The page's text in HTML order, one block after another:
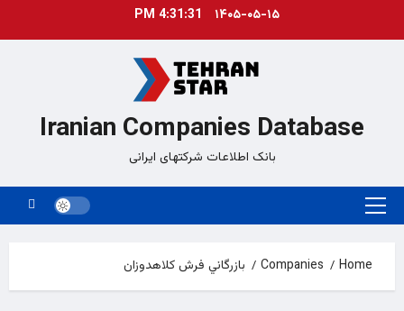
۱۴۰۵-۰۵-۱۵ 4:31:31 PM
Iranian Companies Database
بانک اطلاعات شرکتهای ایرانی
Primary
Home
Companies بازرگاني فرش كلاهدوزان